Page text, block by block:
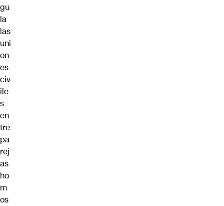
gu
la
las
uni
on
es
civ
ile
s
en
tre
pa
rej
as
ho
m
os